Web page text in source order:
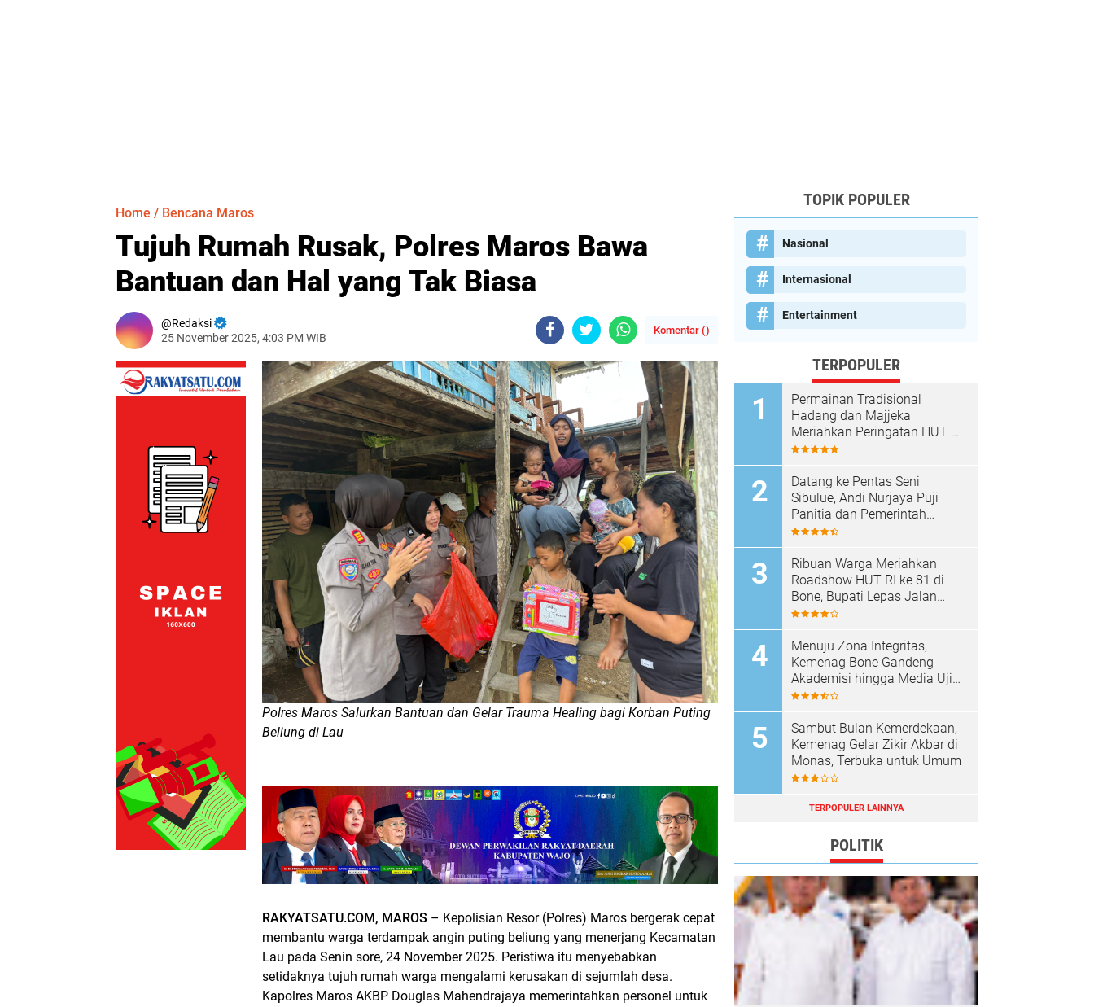
Home / Bencana Maros
Tujuh Rumah Rusak, Polres Maros Bawa
Bantuan dan Hal yang Tak Biasa
Redaksi
25 November 2025, 4:03 PM WIB
Komentar ()
Polres Maros Salurkan Bantuan dan Gelar Trauma Healing bagi Korban Puting
Beliung di Lau
RAKYATSATU.COM, MAROS – Kepolisian Resor (Polres) Maros bergerak cepat
membantu warga terdampak angin puting beliung yang menerjang Kecamatan
Lau pada Senin sore, 24 November 2025. Peristiwa itu menyebabkan
setidaknya tujuh rumah warga mengalami kerusakan di sejumlah desa.
Kapolres Maros AKBP Douglas Mahendrajaya memerintahkan personel untuk
TOPIK POPULER
Nasional
Internasional
Entertainment
TERPOPULER
Permainan Tradisional
Hadang dan Majjeka
Meriahkan Peringatan HUT RI
di Sibulue
Datang ke Pentas Seni
Sibulue, Andi Nurjaya Puji
Panitia dan Pemerintah
Kecamatan
Ribuan Warga Meriahkan
Roadshow HUT RI ke 81 di
Bone, Bupati Lepas Jalan
Santai
Menuju Zona Integritas,
Kemenag Bone Gandeng
Akademisi hingga Media Uji
Standar Pelayanan
Sambut Bulan Kemerdekaan,
Kemenag Gelar Zikir Akbar di
Monas, Terbuka untuk Umum
TERPOPULER LAINNYA
POLITIK